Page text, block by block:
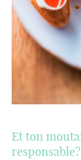
Et ton
responsable?